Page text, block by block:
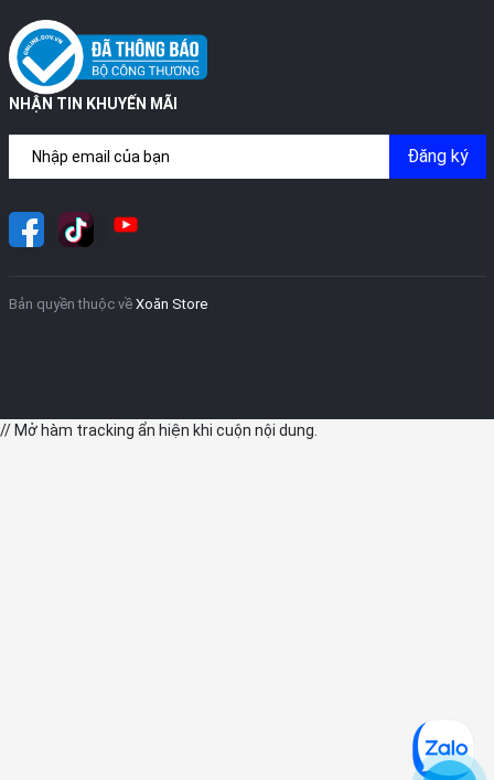
NHẬN TIN KHUYẾN MÃI
Đăng ký
Bản quyền thuộc về Xoăn Store
// Mở hàm tracking ẩn hiện khi cuộn nội dung.